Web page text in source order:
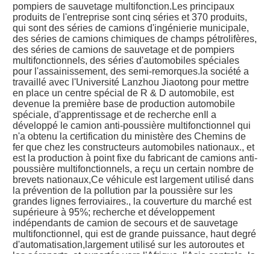
pompiers de sauvetage multifonction.Les principaux
produits de l'entreprise sont cinq séries et 370 produits,
qui sont des séries de camions d'ingénierie municipale,
des séries de camions chimiques de champs pétrolifères,
des séries de camions de sauvetage et de pompiers
multifonctionnels, des séries d'automobiles spéciales
pour l'assainissement, des semi-remorques.la société a
travaillé avec l'Université Lanzhou Jiaotong pour mettre
en place un centre spécial de R & D automobile, est
devenue la première base de production automobile
spéciale, d'apprentissage et de recherche enIl a
développé le camion anti-poussière multifonctionnel qui
n'a obtenu la certification du ministère des Chemins de
fer que chez les constructeurs automobiles nationaux., et
est la production à point fixe du fabricant de camions anti-
poussière multifonctionnels, a reçu un certain nombre de
brevets nationaux,Ce véhicule est largement utilisé dans
la prévention de la pollution par la poussière sur les
grandes lignes ferroviaires., la couverture du marché est
supérieure à 95%; recherche et développement
indépendants de camion de secours et de sauvetage
multifonctionnel, qui est de grande puissance, haut degré
d'automatisation,largement utilisé sur les autoroutes et